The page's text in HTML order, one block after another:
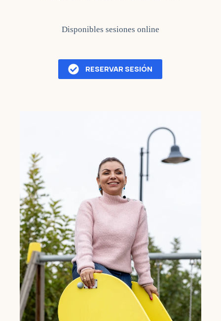
Disponibles sesiones online
RESERVAR SESIÓN